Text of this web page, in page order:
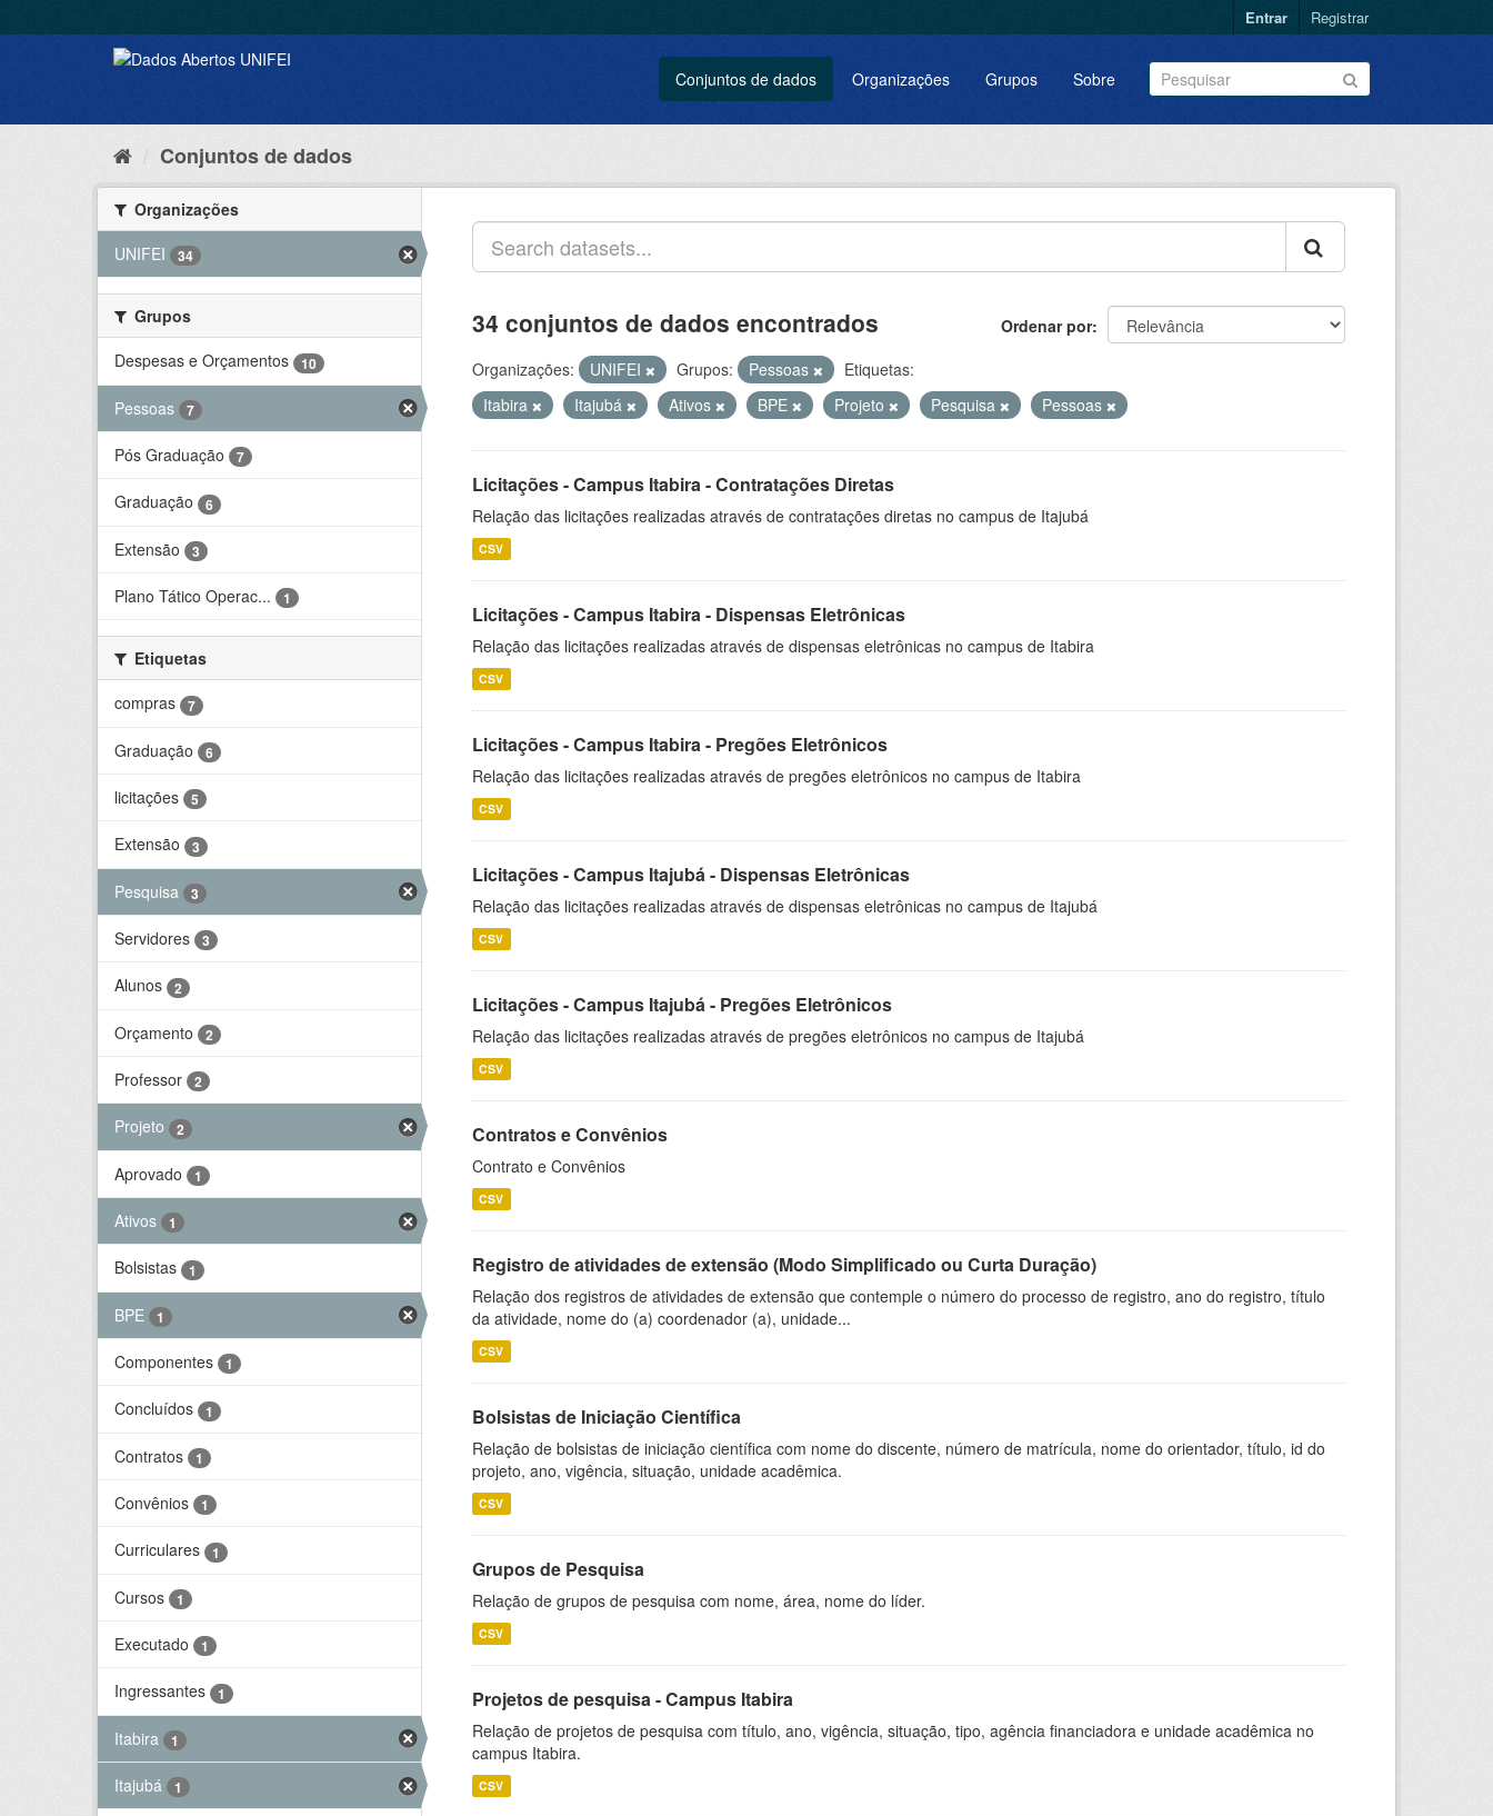
Entrar Registrar
Conjuntos de dados Organizações Grupos Sobre
Conjuntos de dados
Organizações
UNIFEI
34
Grupos
Despesas e Orçamentos
10
Pessoas 7
Pós Graduação 7
Graduação 6
Extensão 3
Plano Tático Operac... 1
Etiquetas
compras
7
Graduação 6
licitações 5
Extensão 3
Pesquisa 3
Servidores 3
Alunos 2
Orçamento 2
Professor 2
Projeto 2
Aprovado 1
Ativos 1
Bolsistas 1
BPE 1
Componentes 1
Concluídos 1
Contratos 1
Convênios 1
Curriculares 1
Cursos 1
Executado 1
Ingressantes 1
Itabira 1
Itajubá 1
Ordenar por
34 conjuntos de dados encontrados
Organizações: UNIFEI Grupos: Pessoas
Etiquetas:
Itabira
Itajubá Ativos BPE Projeto Pesquisa Pessoas
Licitações - Campus Itabira - Contratações Diretas
Relação das licitações realizadas através de contratações diretas no campus de Itajubá
CSV
Licitações - Campus Itabira - Dispensas Eletrônicas
Relação das licitações realizadas através de dispensas eletrônicas no campus de Itabira
CSV
Licitações - Campus Itabira - Pregões Eletrônicos
Relação das licitações realizadas através de pregões eletrônicos no campus de Itabira
CSV
Licitações - Campus Itajubá - Dispensas Eletrônicas
Relação das licitações realizadas através de dispensas eletrônicas no campus de Itajubá
CSV
Licitações - Campus Itajubá - Pregões Eletrônicos
Relação das licitações realizadas através de pregões eletrônicos no campus de Itajubá
CSV
Contratos e Convênios
Contrato e Convênios
CSV
Registro de atividades de extensão (Modo Simplificado ou Curta Duração)
Relação dos registros de atividades de extensão que contemple o número do processo de registro, ano do registro, título
da atividade, nome do (a) coordenador (a), unidade...
CSV
Bolsistas de Iniciação Científica
Relação de bolsistas de iniciação científica com nome do discente, número de matrícula, nome do orientador, título, id do
projeto, ano, vigência, situação, unidade acadêmica.
CSV
Grupos de Pesquisa
Relação de grupos de pesquisa com nome, área, nome do líder.
CSV
Projetos de pesquisa - Campus Itabira
Relação de projetos de pesquisa com título, ano, vigência, situação, tipo, agência financiadora e unidade acadêmica no
campus Itabira.
CSV